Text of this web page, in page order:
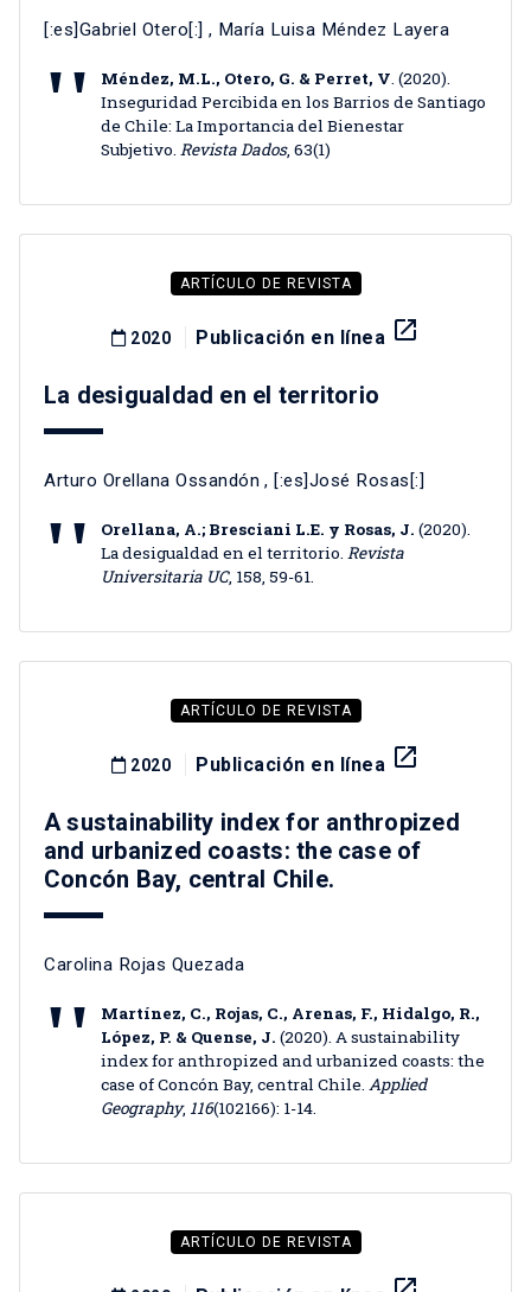
[:es]Gabriel Otero[:] , María Luisa Méndez Layera
Méndez, M.L., Otero, G. & Perret, V. (2020).
Inseguridad Percibida en los Barrios de Santiago
de Chile: La Importancia del Bienestar
Subjetivo. Revista Dados, 63(1)
ARTÍCULO DE REVISTA
2020 Publicación en línea launch
La desigualdad en el territorio
Arturo Orellana Ossandón , [:es]José Rosas[:]
Orellana, A.; Bresciani L.E. y Rosas, J. (2020).
La desigualdad en el territorio. Revista
Universitaria UC, 158, 59-61.
ARTÍCULO DE REVISTA
2020 Publicación en línea launch
A sustainability index for anthropized
and urbanized coasts: the case of
Concón Bay, central Chile.
Carolina Rojas Quezada
Martínez, C., Rojas, C., Arenas, F., Hidalgo, R.,
López, P. & Quense, J. (2020). A sustainability
index for anthropized and urbanized coasts: the
case of Concón Bay, central Chile. Applied
Geography, 116(102166): 1-14.
ARTÍCULO DE REVISTA